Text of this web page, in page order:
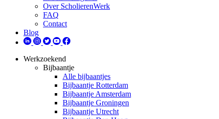
Over ScholierenWerk
FAQ
Contact
Blog
Werkzoekend
Bijbaantje
Alle bijbaantjes
Bijbaantje Rotterdam
Bijbaantje Amsterdam
Bijbaantje Groningen
Bijbaantje Utrecht